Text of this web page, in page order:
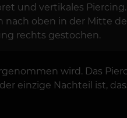
und vertikales
nach oben in der Mitte
rechts gestochen.
wird. Das
einzige Nachteil ist,